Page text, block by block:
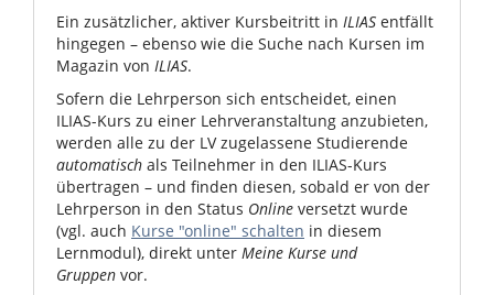
Ein zusätzlicher, aktiver Kursbeitritt in ILIAS entfällt
hingegen – ebenso wie die Suche nach Kursen im
Magazin von ILIAS.
Sofern die Lehrperson sich entscheidet, einen
ILIAS-Kurs zu einer Lehrveranstaltung anzubieten,
werden alle zu der LV zugelassene Studierende
automatisch als Teilnehmer in den ILIAS-Kurs
übertragen – und finden diesen, sobald er von der
Lehrperson in den Status Online versetzt wurde
(vgl. auch Kurse "online" schalten in diesem
Lernmodul), direkt unter Meine Kurse und
Gruppen vor.